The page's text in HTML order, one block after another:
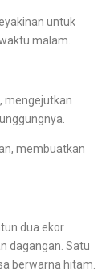
untuk
malam.
mengejutkan
membuatkan
dua ekor
dagangan. Satu
berwarna hitam.